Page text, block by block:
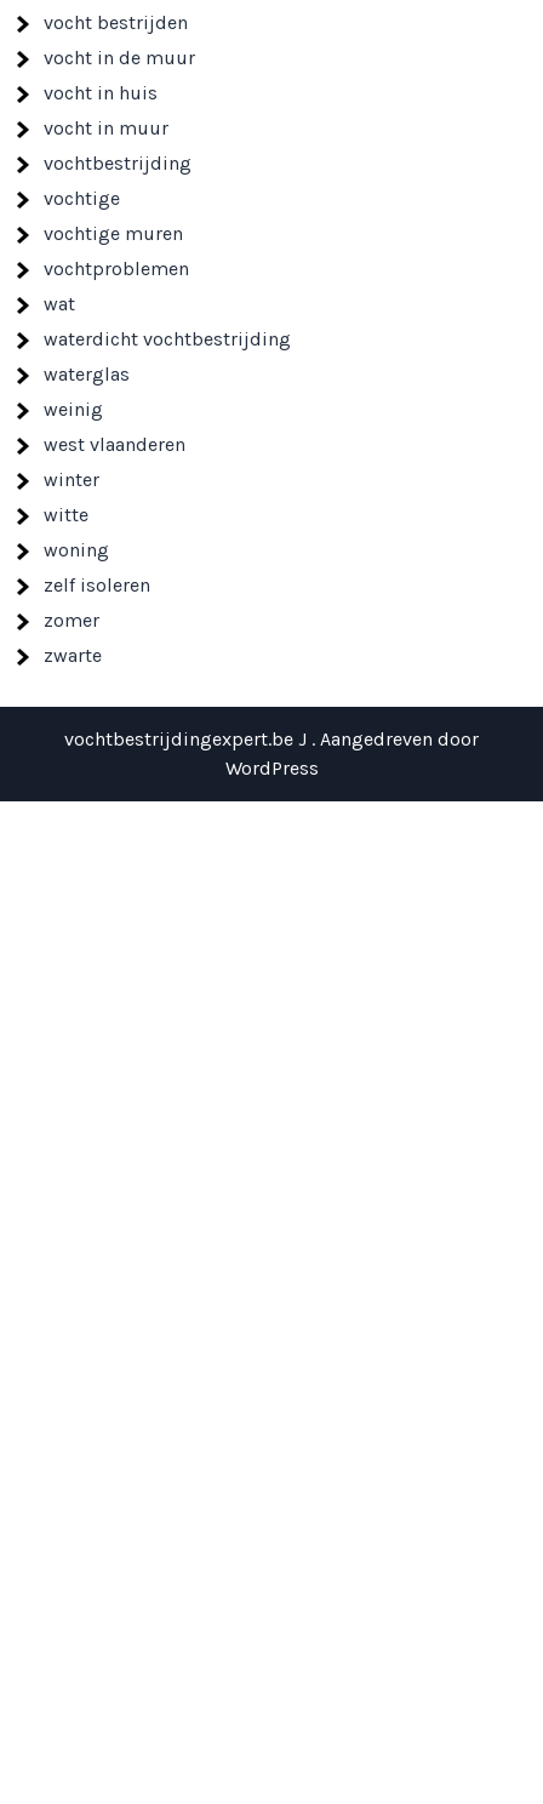
vocht bestrijden
vocht in de muur
vocht in huis
vocht in muur
vochtbestrijding
vochtige
vochtige muren
vochtproblemen
wat
waterdicht vochtbestrijding
waterglas
weinig
west vlaanderen
winter
witte
woning
zelf isoleren
zomer
zwarte
vochtbestrijdingexpert.be J . Aangedreven door
WordPress